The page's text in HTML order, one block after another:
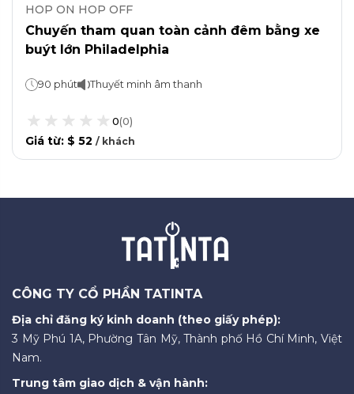
HOP ON HOP OFF
Chuyến tham quan toàn cảnh đêm bằng xe
buýt lớn Philadelphia
90 phút Thuyết minh âm thanh
0(0)
Giá từ: $ 52 / khách
CÔNG TY CỔ PHẦN TATINTA
Địa chỉ đăng ký kinh doanh (theo giấy phép):
3 Mỹ Phú 1A, Phường Tân Mỹ, Thành phố Hồ Chí Minh, Việt
Nam.
Trung tâm giao dịch & vận hành: